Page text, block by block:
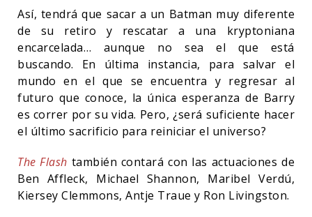
Así, tendrá que sacar a un Batman muy diferente
de su retiro y rescatar a una kryptoniana
encarcelada… aunque no sea el que está
buscando. En última instancia, para salvar el
mundo en el que se encuentra y regresar al
futuro que conoce, la única esperanza de Barry
es correr por su vida. Pero, ¿será suficiente hacer
el último sacrificio para reiniciar el universo?
The Flash también contará con las actuaciones de
Ben Affleck, Michael Shannon, Maribel Verdú,
Kiersey Clemmons, Antje Traue y Ron Livingston.